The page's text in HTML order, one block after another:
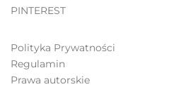
PINTEREST
Polityka Prywatności
Regulamin
Prawa autorskie